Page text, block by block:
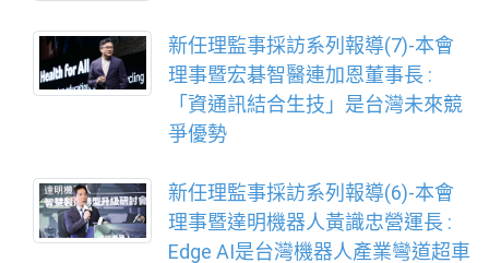
新任理監事採訪系列報導(7)-本會
理事暨宏碁智醫連加恩董事長 :
「資通訊結合生技」是台灣未來競
爭優勢
新任理監事採訪系列報導(6)-本會
理事暨達明機器人黃識忠營運長 :
Edge AI是台灣機器人產業彎道超車